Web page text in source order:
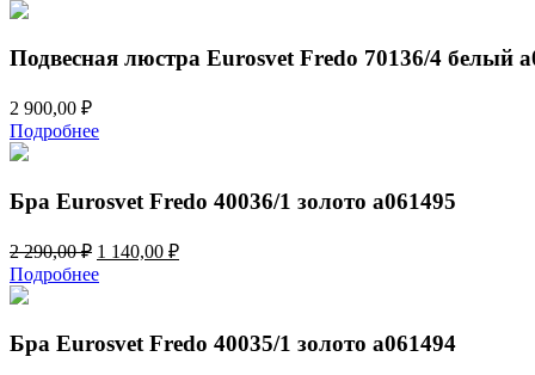
Подвесная люстра Eurosvet Fredo 70136/4 белый
2 900,00 ₽
Подробнее
Бра Eurosvet Fredo 40036/1 золото a061495
2 290,00₽ Первоначальная
цена
составляла
290,00 ₽.
1 140,00 ₽Текущая
Подробнее
Бра Eurosvet Fredo 40035/1 золото a061494